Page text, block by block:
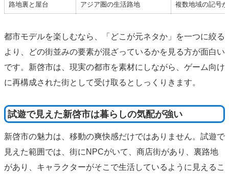
路地裏と屋台 アジア圏の生活路地 複数地域の記号
都市モデルを楽しむなら、「どこが元ネタか」を一つに絞る
より、どの街並みの要素が混ざっているかを見る方が面白い
です。新啓市は、現実の都市を素材にしながら、ゲーム向け
に再構成された街として受け取るとしっくりきます。
試遊で見えた新啓市は暮らしの気配が強い
新啓市の魅力は、移動の爽快感だけではありません。試遊で
見えた範囲では、街にNPCがいて、商店街があり、裏路地
があり、キャラクターがそこで生活しているように見えるこ